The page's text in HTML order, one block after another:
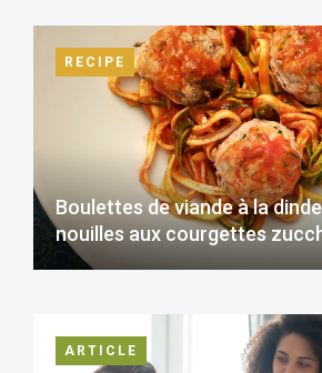
RECIPE
Boulettes de viande à la
nouilles aux courgettes
ARTICLE